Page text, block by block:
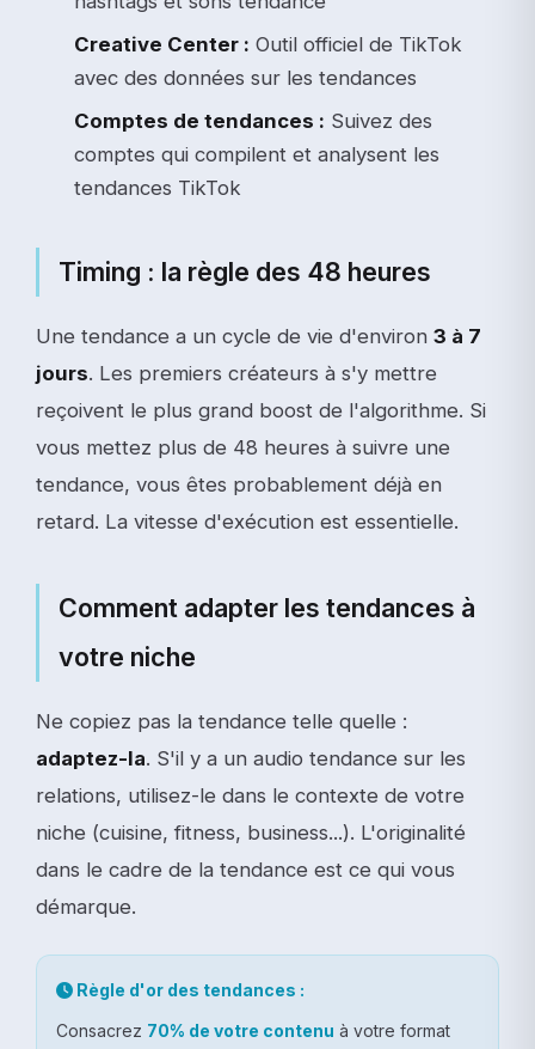
Creative Center : Outil officiel de TikTok
avec des données sur les tendances
Comptes de tendances : Suivez des
comptes qui compilent et analysent les
tendances TikTok
Timing : la règle des 48 heures
Une tendance a un cycle de vie d'environ 3 à 7
jours. Les premiers créateurs à s'y mettre
reçoivent le plus grand boost de l'algorithme. Si
vous mettez plus de 48 heures à suivre une
tendance, vous êtes probablement déjà en
retard. La vitesse d'exécution est essentielle.
Comment adapter les tendances à
votre niche
Ne copiez pas la tendance telle quelle :
adaptez-la. S'il y a un audio tendance sur les
relations, utilisez-le dans le contexte de votre
niche (cuisine, fitness, business...). L'originalité
dans le cadre de la tendance est ce qui vous
démarque.
Règle d'or des tendances :
Consacrez 70% de votre contenu à votre format